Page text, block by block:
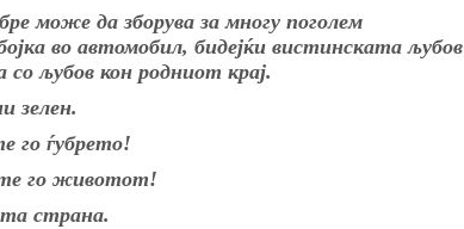
може да зборува за многу поголем
во автомобил, бидејќи вистинската љубов
љубов кон родниот крај.
зелен.
го ѓубрето!
го животот!
страна.